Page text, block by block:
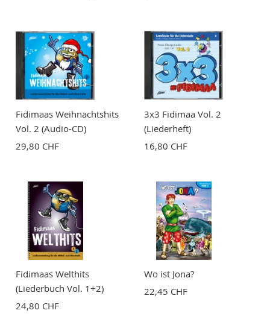
Fidimaas Weihnachtshits
Vol. 2 (Audio-CD)
29,80 CHF
3x3 Fidimaa Vol. 2
(Liederheft)
16,80 CHF
Fidimaas Welthits
(Liederbuch Vol. 1+2)
24,80 CHF
Wo ist Jona?
22,45 CHF